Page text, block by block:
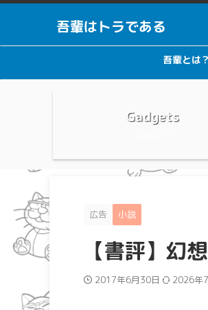
吾輩はトラである
吾輩とは？
Gadgets
広告 小説
【書評】幻
2017年6月30日 2026年